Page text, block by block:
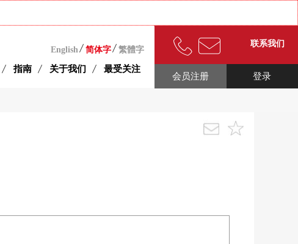
English 简体字 繁體字
指南 关于我们 最受关注
联系我们
登录
会员注册